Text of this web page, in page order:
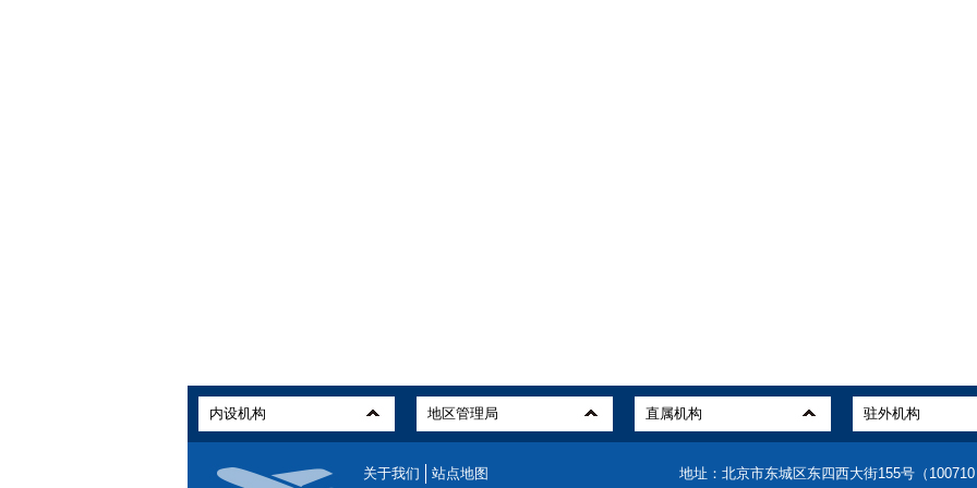
关于我们 站点地图 地址：北京市东城区东四西大街155号（